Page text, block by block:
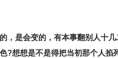
，是会变的，有本事翻别人十
?想想是不是得把当初那个人掐